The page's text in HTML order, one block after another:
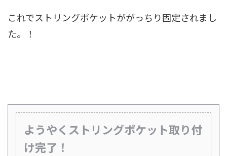
これでストリングポケットががっちり固定されまし
た。！
ようやくストリングポケット取り付
け完了！